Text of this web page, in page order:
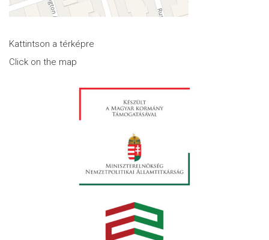
Kattintson a térképre
Click on the map